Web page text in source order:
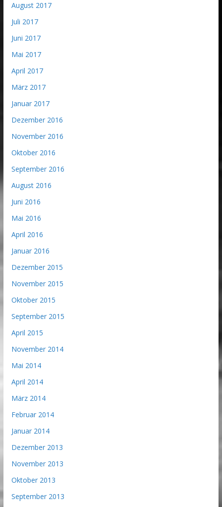
August 2017
Juli 2017
Juni 2017
Mai 2017
April 2017
März 2017
Januar 2017
Dezember 2016
November 2016
Oktober 2016
September 2016
August 2016
Juni 2016
Mai 2016
April 2016
Januar 2016
Dezember 2015
November 2015
Oktober 2015
September 2015
April 2015
November 2014
Mai 2014
April 2014
März 2014
Februar 2014
Januar 2014
Dezember 2013
November 2013
Oktober 2013
September 2013